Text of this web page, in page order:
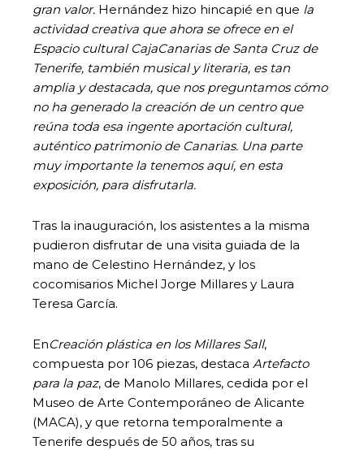
gran valor. Hernández hizo hincapié en que la
actividad creativa que ahora se ofrece en el
Espacio cultural CajaCanarias de Santa Cruz de
Tenerife, también musical y literaria, es tan
amplia y destacada, que nos preguntamos cómo
no ha generado la creación de un centro que
reúna toda esa ingente aportación cultural,
auténtico patrimonio de Canarias. Una parte
muy importante la tenemos aquí, en esta
exposición, para disfrutarla.
Tras la inauguración, los asistentes a la misma
pudieron disfrutar de una visita guiada de la
mano de Celestino Hernández, y los
cocomisarios Michel Jorge Millares y Laura
Teresa García.
EnCreación plástica en los Millares Sall,
compuesta por 106 piezas, destaca Artefacto
para la paz, de Manolo Millares, cedida por el
Museo de Arte Contemporáneo de Alicante
(MACA), y que retorna temporalmente a
Tenerife después de 50 años, tras su